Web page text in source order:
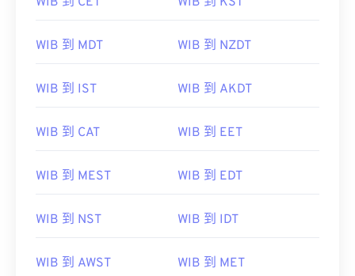
WIB 到 MDT WIB 到 NZDT
WIB 到 IST WIB 到 AKDT
WIB 到 CAT WIB 到 EET
WIB 到 MEST WIB 到 EDT
WIB 到 NST WIB 到 IDT
WIB 到 AWST WIB 到 MET